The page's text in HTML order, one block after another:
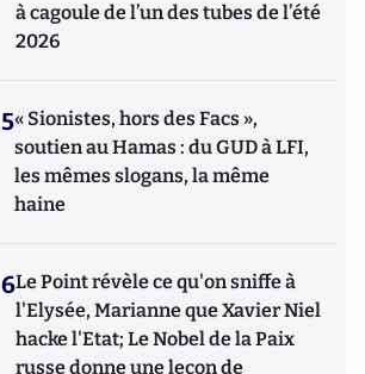
à cagoule de l’un des tubes de l’été
2026
5« Sionistes, hors des Facs »,
soutien au Hamas : du GUD à LFI,
les mêmes slogans, la même
haine
6Le Point révèle ce qu'on sniffe à
l'Elysée, Marianne que Xavier Niel
hacke l'Etat; Le Nobel de la Paix
russe donne une leçon de